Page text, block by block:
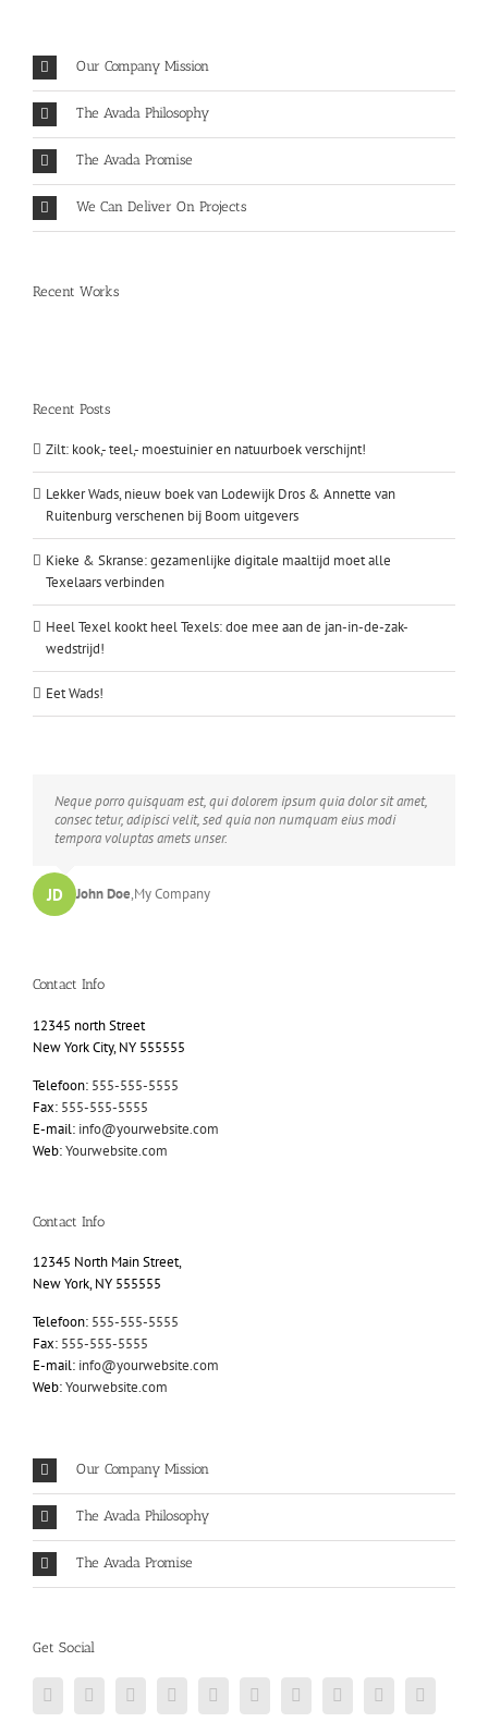
Our Company Mission
The Avada Philosophy
The Avada Promise
We Can Deliver On Projects
Recent Works
Recent Posts
Zilt: kook,- teel,- moestuinier en natuurboek verschijnt!
Lekker Wads, nieuw boek van Lodewijk Dros & Annette van
Ruitenburg verschenen bij Boom uitgevers
Kieke & Skranse: gezamenlijke digitale maaltijd moet alle
Texelaars verbinden
Heel Texel kookt heel Texels: doe mee aan de jan-in-de-zak-
wedstrijd!
Eet Wads!
Neque porro quisquam est, qui dolorem ipsum quia dolor sit amet,
consec tetur, adipisci velit, sed quia non numquam eius modi
tempora voluptas amets unser.
JD John Doe,My Company
Contact Info
12345 north Street
New York City, NY 555555
Telefoon: 555-555-5555
Fax: 555-555-5555
E-mail: info@yourwebsite.com
Web:Yourwebsite.com
Contact Info
12345 North Main Street,
New York, NY 555555
Telefoon: 555-555-5555
Fax: 555-555-5555
E-mail: info@yourwebsite.com
Web:Yourwebsite.com
Our Company Mission
The Avada Philosophy
The Avada Promise
Get Social